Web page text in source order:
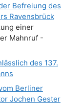
Befreiung des
Ravensbrück
einer
Mahnruf -
des 137.
Berliner
Jochen Gester